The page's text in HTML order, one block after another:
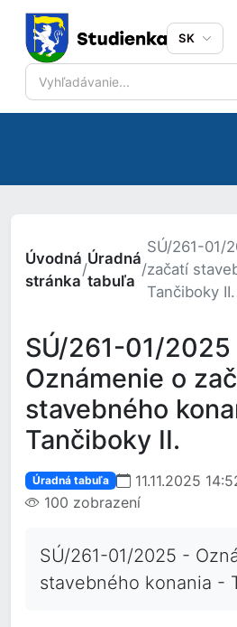
SK
Úvodná
stránka
/
Úradná
tabuľa
/
SÚ/261-01/
začatí
Tančiboky II.
SÚ/261-01/
Oznámenie o
stavebného
Tančiboky II.
Úradná tabuľa 11.11.2025
100 zobrazení
SÚ/261-01/2025 -
stavebného konania -